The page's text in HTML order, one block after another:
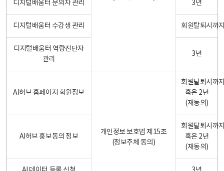
디지털배움터 문의자 관리 3년
디지털배움터 수강생 관리 회원탈퇴시까
디지털배움터 역량진단자
관리
3년
AI허브 홈페이지 회원정보
개인정보 보호법 제15조
(정보주체 동의)
회원탈퇴시까
혹은 2년
(재동의)
AI허브 홍보동의 정보
회원탈퇴시까
혹은 2년
(재동의)